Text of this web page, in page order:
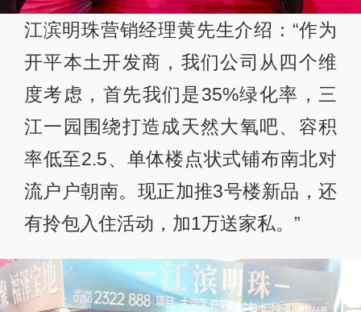
江滨明珠营销经理黄先生介绍：“作为
开平本土开发商，我们公司从四个维
度考虑，首先我们是35%绿化率，三
江一园围绕打造成天然大氧吧、容积
率低至2.5、单体楼点状式铺布南北对
流户户朝南。现正加推3号楼新品，还
有拎包入住活动，加1万送家私。”